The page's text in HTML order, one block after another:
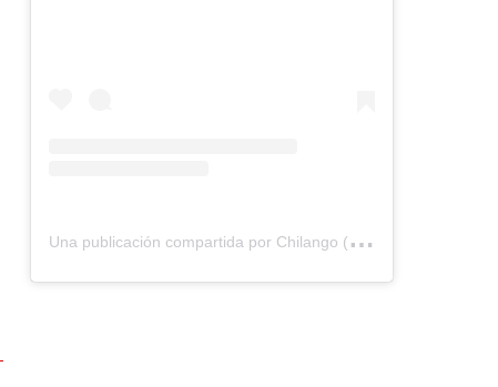
U
na publicación compartida por Chilango (@chilangocom)